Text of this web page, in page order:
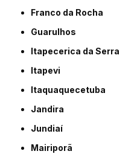
Franco da Rocha
Guarulhos
Itapecerica da Serra
Itapevi
Itaquaquecetuba
Jandira
Jundiaí
Mairiporã